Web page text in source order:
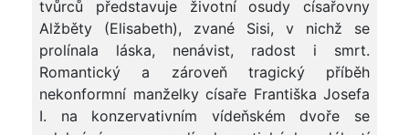
tvůrců představuje životní osudy císařovny
Alžběty (Elisabeth), zvané Sisi, v nichž se
prolínala láska, nenávist, radost i smrt.
Romantický a zároveň tragický příběh
nekonformní manželky císaře Františka Josefa
I. na konzervativním vídeňském dvoře se